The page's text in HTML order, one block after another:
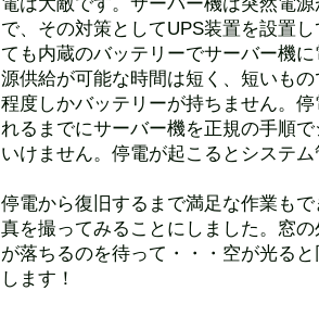
で、その対策としてUPS装置を設置
ても内蔵のバッテリーでサーバー機
源供給が可能な時間は短く、短いも
程度しかバッテリーが持ちません。
れるまでにサーバー機を正規の手順
いけません。停電が起こるとシステ
停電から復旧するまで満足な作業も
真を撮ってみることにしました。窓
が落ちるのを待って・・・空が光る
します！